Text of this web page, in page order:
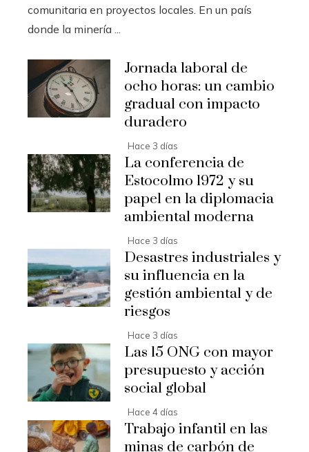
comunitaria en proyectos locales. En un país
donde la minería ...
Jornada laboral de
ocho horas: un cambio
gradual con impacto
duradero
Hace 3 días
La conferencia de
Estocolmo 1972 y su
papel en la diplomacia
ambiental moderna
Hace 3 días
Desastres industriales y
su influencia en la
gestión ambiental y de
riesgos
Hace 3 días
Las 15 ONG con mayor
presupuesto y acción
social global
Hace 4 días
Trabajo infantil en las
minas de carbón de